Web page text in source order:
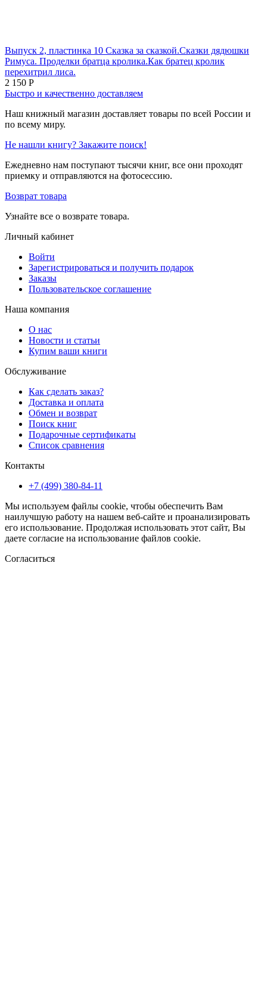
Выпуск 2, пластинка 10 Сказка за сказкой.Сказки дядюшки
Римуса. Проделки братца кролика.Как братец кролик
перехитрил лиса.
2 150 Р
Быстро и качественно доставляем
Наш книжный магазин доставляет товары по всей России и
по всему миру.
Не нашли книгу? Закажите поиск!
Ежедневно нам поступают тысячи книг, все они проходят
приемку и отправляются на фотосессию.
Возврат товара
Узнайте все о возврате товара.
Личный кабинет
Войти
Зарегистрироваться и получить подарок
Заказы
Пользовательское соглашение
Наша компания
О нас
Новости и статьи
Купим ваши книги
Обслуживание
Как сделать заказ?
Доставка и оплата
Обмен и возврат
Поиск книг
Подарочные сертификаты
Список сравнения
Контакты
+7 (499) 380-84-11
Мы используем файлы cookie, чтобы обеспечить Вам
наилучшую работу на нашем веб-сайте и проанализировать
его использование. Продолжая использовать этот сайт, Вы
даете согласие на использование файлов cookie.
Согласиться